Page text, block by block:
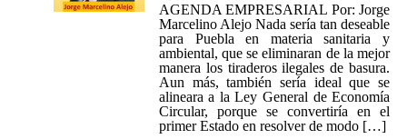
AGENDA EMPRESARIAL Por: Jorge
Marcelino Alejo Nada sería tan deseable
para Puebla en materia sanitaria y
ambiental, que se eliminaran de la mejor
manera los tiraderos ilegales de basura.
Aun más, también sería ideal que se
alineara a la Ley General de Economía
Circular, porque se convertiría en el
primer Estado en resolver de modo […]